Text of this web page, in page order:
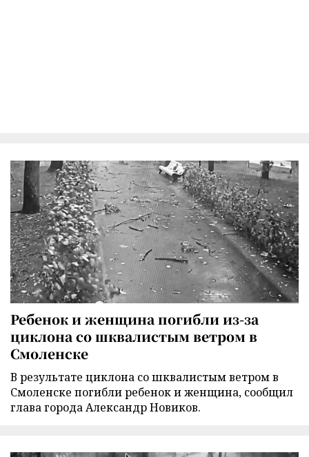
Ребенок и женщина погибли из-за
циклона со шквалистым ветром в
Смоленске
В результате циклона со шквалистым ветром в
Смоленске погибли ребенок и женщина, сообщил
глава города Александр Новиков.